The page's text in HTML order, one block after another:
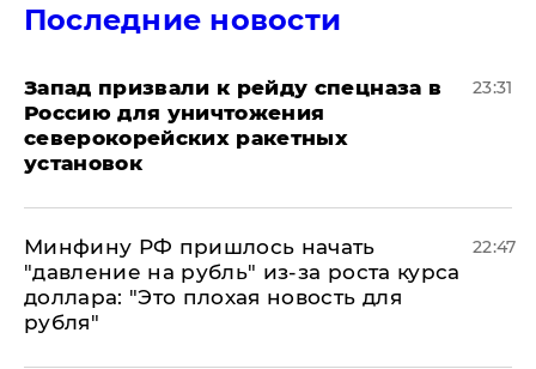
Последние новости
Запад призвали к рейду спецназа в
Россию для уничтожения
северокорейских ракетных
установок
23:31
Минфину РФ пришлось начать
"давление на рубль" из-за роста курса
доллара: "Это плохая новость для
рубля"
22:47